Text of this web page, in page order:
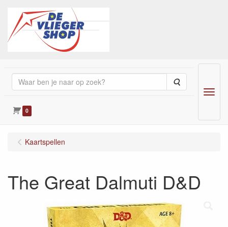
Zoeken
0
Menu
Kaartspellen
The Great Dalmuti D&D